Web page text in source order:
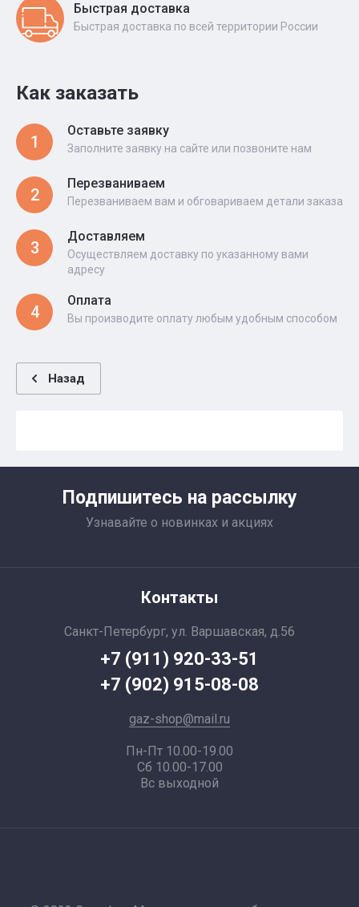
Быстрая доставка
Быстрая доставка по всей территории России
Как заказать
1
Оставьте заявку
Заполните заявку на сайте или позвоните нам
2
Перезваниваем
Перезваниваем вам и обговариваем детали заказа
3
Доставляем
Осуществляем доставку по указанному вами
адресу
4
Оплата
Вы производите оплату любым удобным способом
Назад
Подпишитесь на рассылку
Узнавайте о новинках и акциях
Контакты
Санкт-Петербург, ул. Варшавская, д.56
+7 (911) 920-33-51
+7 (902) 915-08-08
gaz-shop@mail.ru
Пн-Пт 10.00-19.00
Сб 10.00-17.00
Вс выходной